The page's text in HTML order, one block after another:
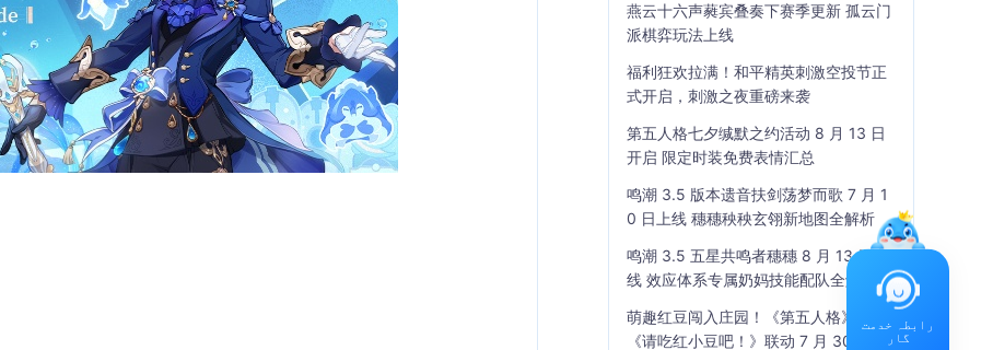
燕云十六声蕤宾叠奏下赛季更新 孤云门
派棋弈玩法上线
福利狂欢拉满！和平精英刺激空投节正
式开启，刺激之夜重磅来袭
第五人格七夕缄默之约活动 8 月 13 日
开启 限定时装免费表情汇总
鸣潮 3.5 版本遗音扶剑荡梦而歌 7 月 1
0 日上线 穗穗秧秧玄翎新地图全解析
鸣潮 3.5 五星共鸣者穗穗 8 月 13 日上
线 效应体系专属奶妈技能配队全解析
萌趣红豆闯入庄园！《第五人格》×
《请吃红小豆吧！》联动 7 月 30 日开
رابطہ خدمت
گار